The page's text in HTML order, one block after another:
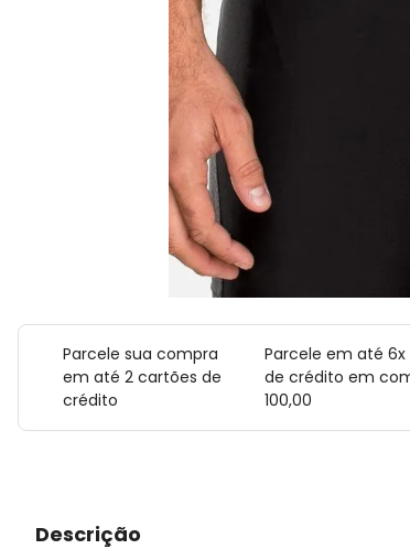
Parcele sua compra
em até 2 cartões de
crédito
Parcele em até
de crédito em
100,00
Descrição